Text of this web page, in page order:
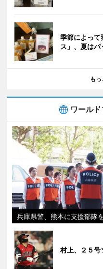
季節によって
ス」、夏は
も
ワール
兵庫県警、熊本に支援部隊
村上、２５